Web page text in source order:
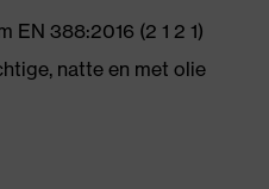
EN 388:2016 (2 1 2 1)
natte en met olie